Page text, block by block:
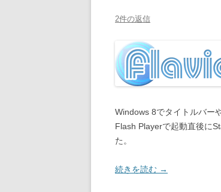
2件の返信
Windows 8でタイトルバー
Flash Playerで起動直後に
た。
続きを読む →